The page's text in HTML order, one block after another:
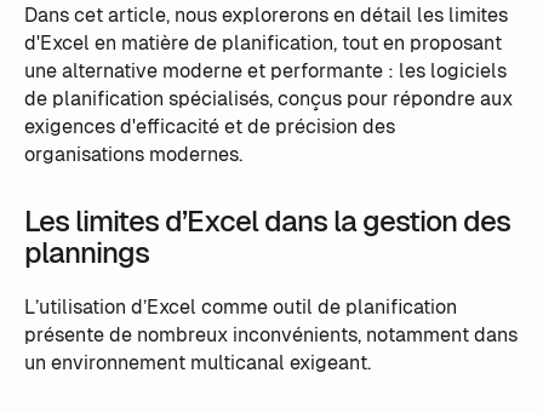
Dans cet article, nous explorerons en détail les limites
d'Excel en matière de planification, tout en proposant
une alternative moderne et performante : les logiciels
de planification spécialisés, conçus pour répondre aux
exigences d'efficacité et de précision des
organisations modernes.
Les limites d’Excel dans la gestion des
plannings
L’utilisation d’Excel comme outil de planification
présente de nombreux inconvénients, notamment dans
un environnement multicanal exigeant.